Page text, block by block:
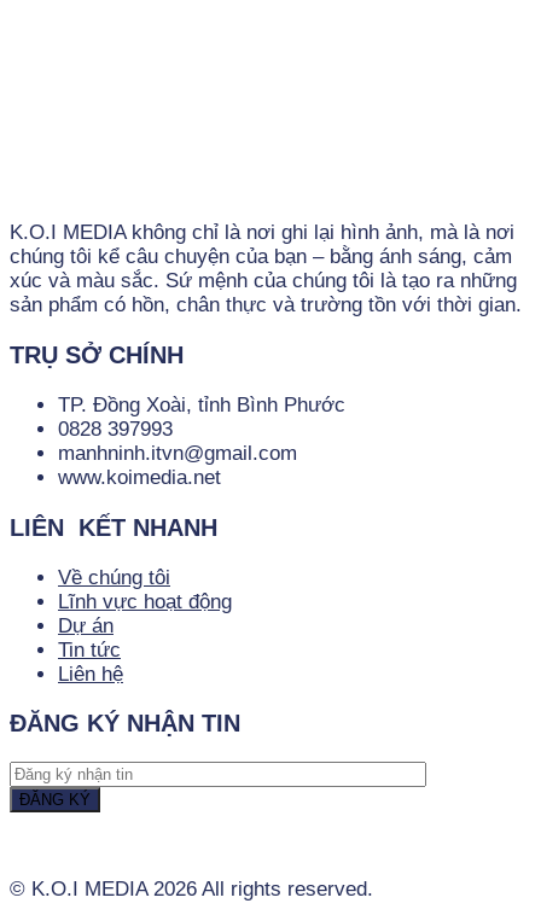
K.O.I MEDIA không chỉ là nơi ghi lại hình ảnh, mà là nơi
chúng tôi kể câu chuyện của bạn – bằng ánh sáng, cảm
xúc và màu sắc. Sứ mệnh của chúng tôi là tạo ra những
sản phẩm có hồn, chân thực và trường tồn với thời gian.
TRỤ SỞ CHÍNH
TP. Đồng Xoài, tỉnh Bình Phước
0828 397993
manhninh.itvn@gmail.com
www.koimedia.net
LIÊN KẾT NHANH
Về chúng tôi
Lĩnh vực hoạt động
Dự án
Tin tức
Liên hệ
ĐĂNG KÝ NHẬN TIN
© K.O.I MEDIA 2026 All rights reserved.